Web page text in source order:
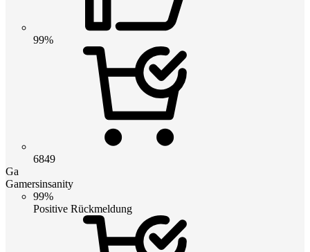
99%
6849
Ga
Gamersinsanity
99%
Positive Rückmeldung